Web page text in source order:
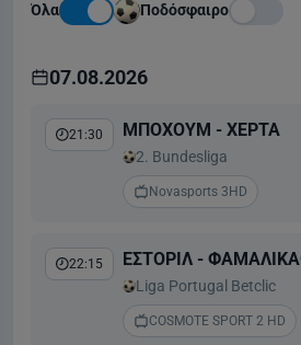
Όλα Ποδόσφαιρο
07.08.2026
21:30 ΜΠΟΧΟΥΜ - ΧΕΡΤΑ
2. Bundesliga
Novasports 3HD
22:15 ΕΣΤΟΡΙΛ -
Liga Portugal Betclic
COSMOTE SPORT 2 HD